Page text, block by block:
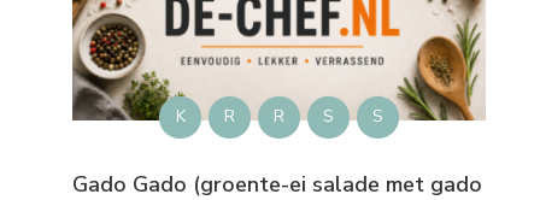
K R R S S
Gado Gado (groente-ei salade met gado